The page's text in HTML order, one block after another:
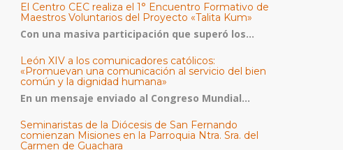
El Centro CEC realiza el 1° Encuentro Formativo de
Maestros Voluntarios del Proyecto «Talita Kum»
Con una masiva participación que superó los...
León XIV a los comunicadores católicos:
«Promuevan una comunicación al servicio del bien
común y la dignidad humana»
En un mensaje enviado al Congreso Mundial...
Seminaristas de la Diócesis de San Fernando
comienzan Misiones en la Parroquia Ntra. Sra. del
Carmen de Guachara